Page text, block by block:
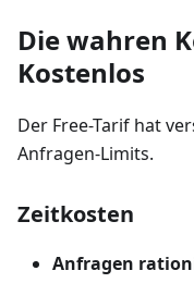
Die wahren
Kostenlos
Der Free-Tarif hat
Anfragen-Limits.
Zeitkosten
Anfragen